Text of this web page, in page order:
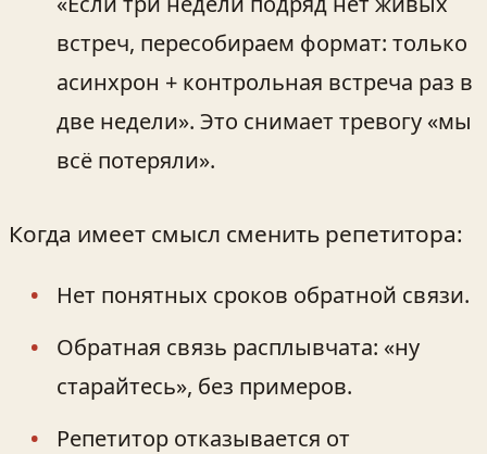
встреч, пересобираем формат: только
асинхрон + контрольная встреча раз в
две недели». Это снимает тревогу «мы
всё потеряли».
Когда имеет смысл сменить репетитора:
Нет понятных сроков обратной связи.
Обратная связь расплывчата: «ну
старайтесь», без примеров.
Репетитор отказывается от